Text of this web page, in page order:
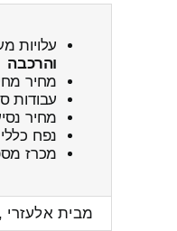
עלויות
והרכבה
מחיר
עבודות
מחיר
נפח
מכרז
מבית אלעזרי